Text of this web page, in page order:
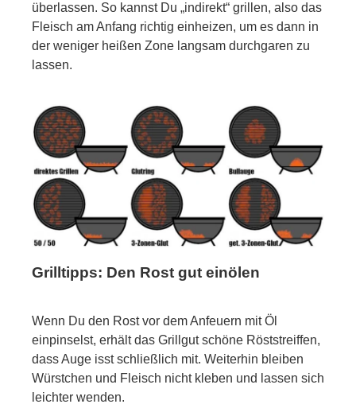
überlassen. So kannst Du „indirekt“ grillen, also das
Fleisch am Anfang richtig einheizen, um es dann in
der weniger heißen Zone langsam durchgaren zu
lassen.
Grilltipps: Den Rost gut einölen
Wenn Du den Rost vor dem Anfeuern mit Öl
einpinselst, erhält das Grillgut schöne Röststreiffen,
dass Auge isst schließlich mit. Weiterhin bleiben
Würstchen und Fleisch nicht kleben und lassen sich
leichter wenden.